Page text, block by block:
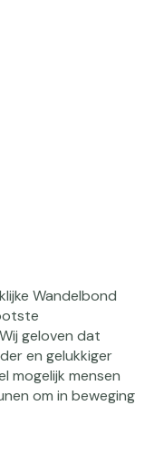
Wandelbond
geloven dat
en gelukkiger
mogelijk mensen
om in beweging